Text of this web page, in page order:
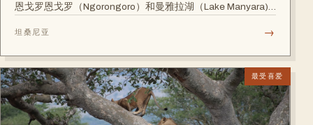
恩戈罗恩戈罗（Ngorongoro）和曼雅拉湖（Lake Manyara)
坦桑尼亚 →
最受喜爱